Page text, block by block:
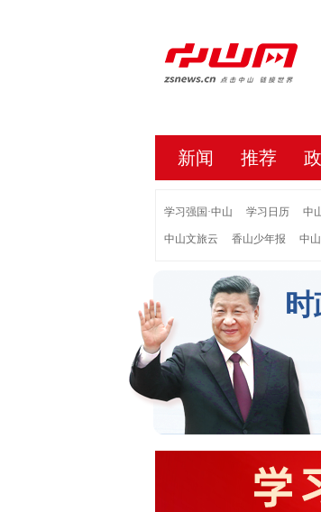
新闻 推荐
学习强国·中山 学习日历 中
中山文旅云 香山少年报 中